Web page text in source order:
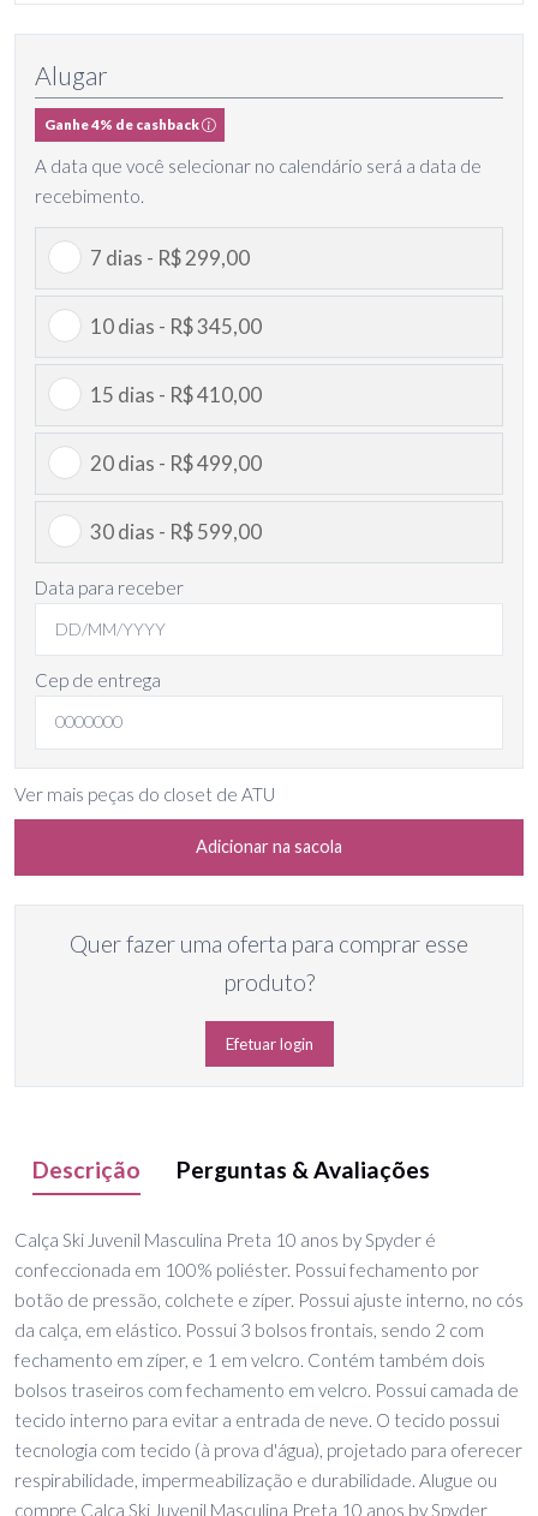
Alugar
Ganhe 4% de cashback
A data que você selecionar no calendário será a data de
recebimento.
7 dias - R$ 299,00
10 dias - R$ 345,00
15 dias - R$ 410,00
20 dias - R$ 499,00
30 dias - R$ 599,00
Data para receber
Cep de entrega
Ver mais peças do closet de ATU
Adicionar na sacola
Quer fazer uma oferta para comprar esse
produto?
Efetuar login
Descrição Perguntas & Avaliações
Calça Ski Juvenil Masculina Preta 10 anos by Spyder é
confeccionada em 100% poliéster. Possui fechamento por
botão de pressão, colchete e zíper. Possui ajuste interno, no cós
da calça, em elástico. Possui 3 bolsos frontais, sendo 2 com
fechamento em zíper, e 1 em velcro. Contém também dois
bolsos traseiros com fechamento em velcro. Possui camada de
tecido interno para evitar a entrada de neve. O tecido possui
tecnologia com tecido (à prova d'água), projetado para oferecer
respirabilidade, impermeabilização e durabilidade. Alugue ou
compre Calça Ski Juvenil Masculina Preta 10 anos by Spyder